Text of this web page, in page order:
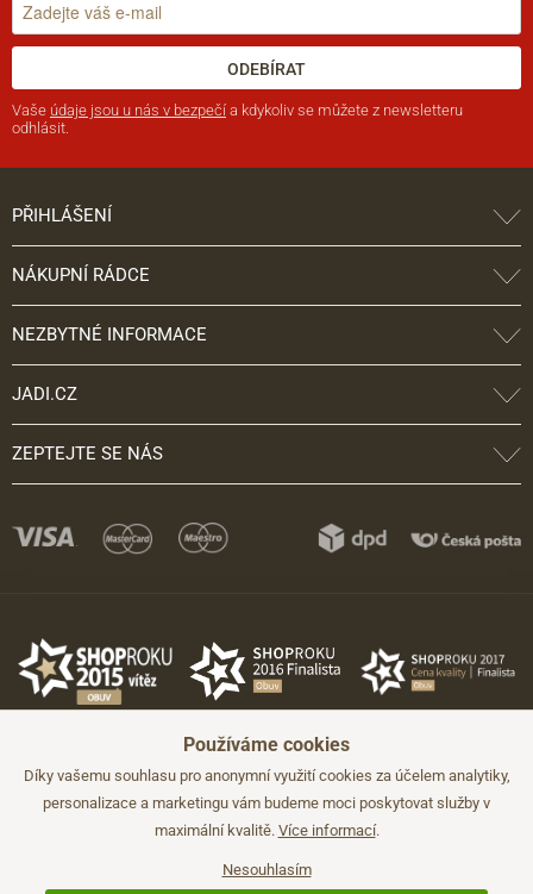
ODEBÍRAT
Vaše údaje jsou u nás v bezpečí a kdykoliv se můžete z newsletteru
odhlásit.
PŘIHLÁŠENÍ
NÁKUPNÍ RÁDCE
NEZBYTNÉ INFORMACE
JADI.CZ
ZEPTEJTE SE NÁS
©2026 JADI.cz. Užití materiálů bez souhlasu není možné.
Používáme cookies
Díky vašemu souhlasu pro anonymní využití cookies za účelem analytiky,
personalizace a marketingu vám budeme moci poskytovat služby v
maximální kvalitě. Více informací.
Nesouhlasím